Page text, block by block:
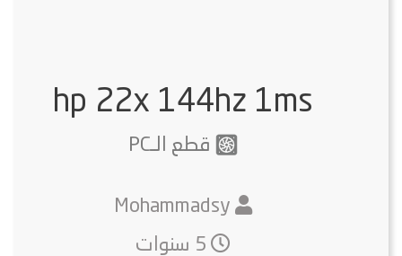
hp ‎22x ‎144hz ‎1ms
قطع الـPC
Mohammadsy
5 سنوات